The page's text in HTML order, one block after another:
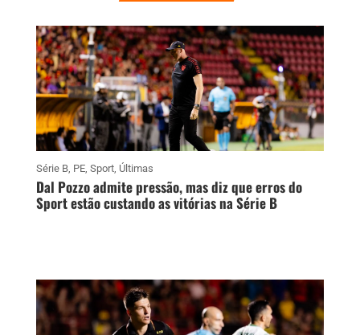
Série B, PE, Sport, Últimas
Dal Pozzo admite pressão, mas diz que erros do
Sport estão custando as vitórias na Série B